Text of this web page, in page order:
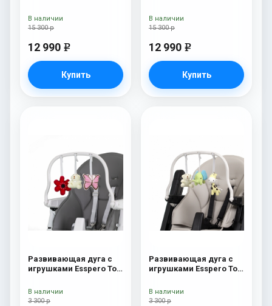
15 300 р
12 990 e
Купить
В наличии
15 300 р
12 990 e
Купить
В наличии
Развивающая дуга с
игрушками Esspero Toy
3 300 р
В наличии
Развивающая дуга с
игрушками Esspero Toy
Elephant
3 300 р
В наличии